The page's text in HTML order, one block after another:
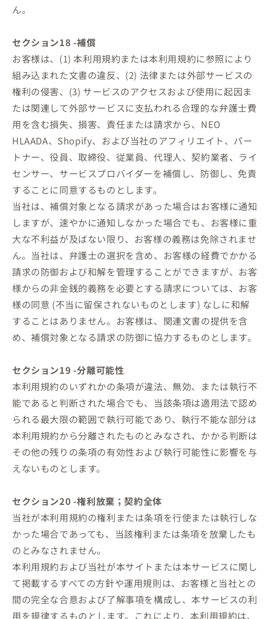
ん。
セクション18 -補償
お客様は、(1) 本利用規約または本利用規約に参照により
組み込まれた文書の違反、(2) 法律または外部サービスの
権利の侵害、(3) サービスのアクセスおよび使用に起因ま
たは関連して外部サービスに支払われる合理的な弁護士費
用を含む損失、損害、責任または請求から、NEO
HLAADA、Shopify、および当社のアフィリエイト、パー
トナー、役員、取締役、従業員、代理人、契約業者、ライ
センサー、サービスプロバイダーを補償し、防御し、免責
することに同意するものとします。
当社は、補償対象となる請求があった場合はお客様に通知
しますが、速やかに通知しなかった場合でも、お客様に重
大な不利益が及ばない限り、お客様の義務は免除されませ
ん。当社は、弁護士の選択を含め、お客様の経費でかかる
請求の防御および和解を管理することができますが、お客
様からの非金銭的義務を必要とする請求については、お客
様の同意 (不当に留保されないものとします) なしに和解
することはありません。お客様は、関連文書の提供を含
め、補償対象となる請求の防御に協力するものとします。
セクション19 -分離可能性
本利用規約のいずれかの条項が違法、無効、または執行不
能であると判断された場合でも、当該条項は適用法で認め
られる最大限の範囲で執行可能であり、執行不能な部分は
本利用規約から分離されたものとみなされ、かかる判断は
その他の残りの条項の有効性および執行可能性に影響を与
えないものとします。
セクション20 -権利放棄；契約全体
当社が本利用規約の権利または条項を行使または執行しな
かった場合であっても、当該権利または条項を放棄したも
のとみなされません。
本利用規約および当社が本サイトまたは本サービスに関し
て掲載するすべての方針や運用規則は、お客様と当社との
間の完全な合意および了解事項を構成し、本サービスの利
用を規律するものとします。これにより、本利用規約は、